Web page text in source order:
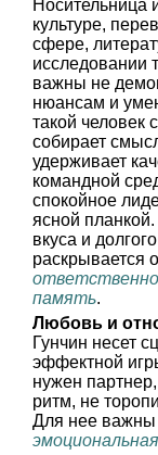
Носительница
культуре,
сфере,
исследовании
важны не
нюансам и
такой человек
собирает
удерживает
командной
спокойное
ясной
вкуса и
раскрывается
память.
Любовь и
Гунчин несет
эффектной
нужен
ритм, не
Для нее важны